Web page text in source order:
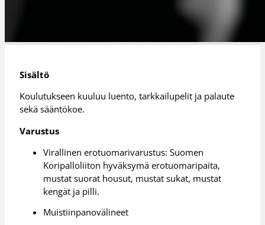
Sisältö
Koulutukseen kuuluu luento, tarkkailupelit ja palaute
sekä sääntökoe.
Varustus
Virallinen erotuomarivarustus: Suomen
Koripalloliiton hyväksymä erotuomaripaita,
mustat suorat housut, mustat sukat, mustat
kengät ja pilli.
Muistiinpanovälineet